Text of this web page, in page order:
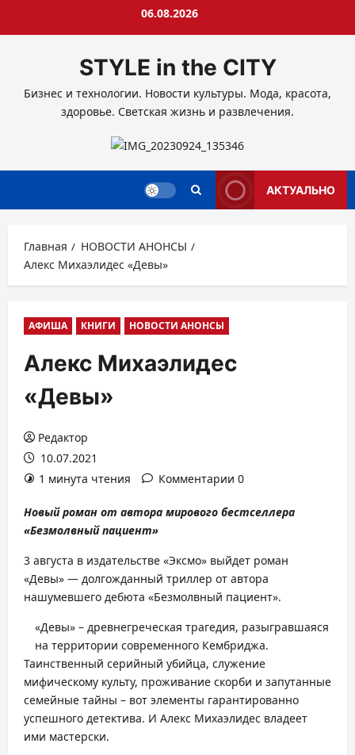
06.08.2026
STYLE in the CITY
Бизнес и технологии. Новости культуры. Мода, красота,
здоровье. Светская жизнь и развлечения.
АКТУАЛЬНО
Главная
НОВОСТИ АНОНСЫ
Алекс Михаэлидес «Девы»
АФИША КНИГИ НОВОСТИ АНОНСЫ
Алекс Михаэлидес
«Девы»
Редактор
10.07.2021
1 минута чтения
Комментарии 0
Новый роман от автора мирового бестселлера
«Безмолвный пациент»
3 августа в издательстве «Эксмо» выйдет роман
«Девы» — долгожданный триллер от автора
нашумевшего дебюта «Безмолвный пациент».
«Девы» – древнегреческая трагедия, разыгравшаяся
на территории современного Кембриджа.
Таинственный серийный убийца, служение
мифическому культу, проживание скорби и запутанные
семейные тайны – вот элементы гарантированно
успешного детектива. И Алекс Михаэлидес владеет
ими мастерски.